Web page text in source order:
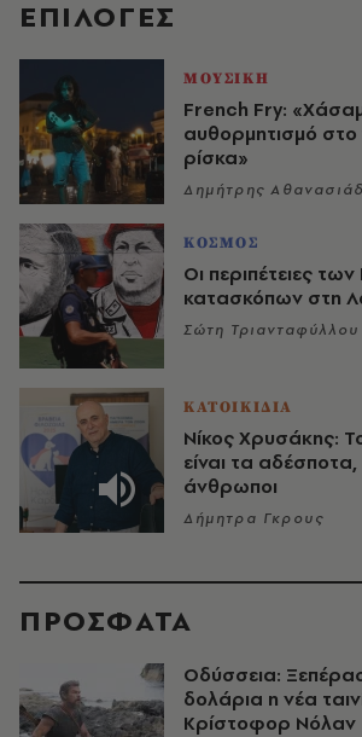
EΠΙΛΟΓΈΣ
ΜΟΥΣΙΚΗ
French Fry:
αυθορμητισμό στο
ρίσκα»
Δημήτρης
ΚΟΣΜΟΣ
Οι περιπέτειες
κατασκόπων στη
Σώτη Τριανταφύλλου
ΚΑΤΟΙΚΙΔΙΑ
Νίκος Χρυσάκης:
είναι τα
άνθρωποι
Δήμητρα Γκρους
ΠΡΟΣΦΑΤΑ
Οδύσσεια:
δολάρια η νέα
Κρίστοφορ Νόλαν